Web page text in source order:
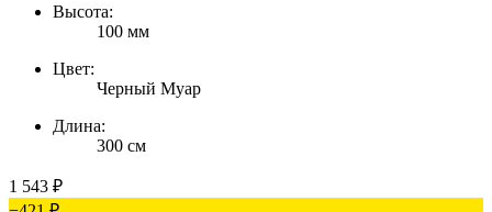
Высота:
100 мм
Цвет:
Черный Муар
Длина:
300 см
1 543 ₽